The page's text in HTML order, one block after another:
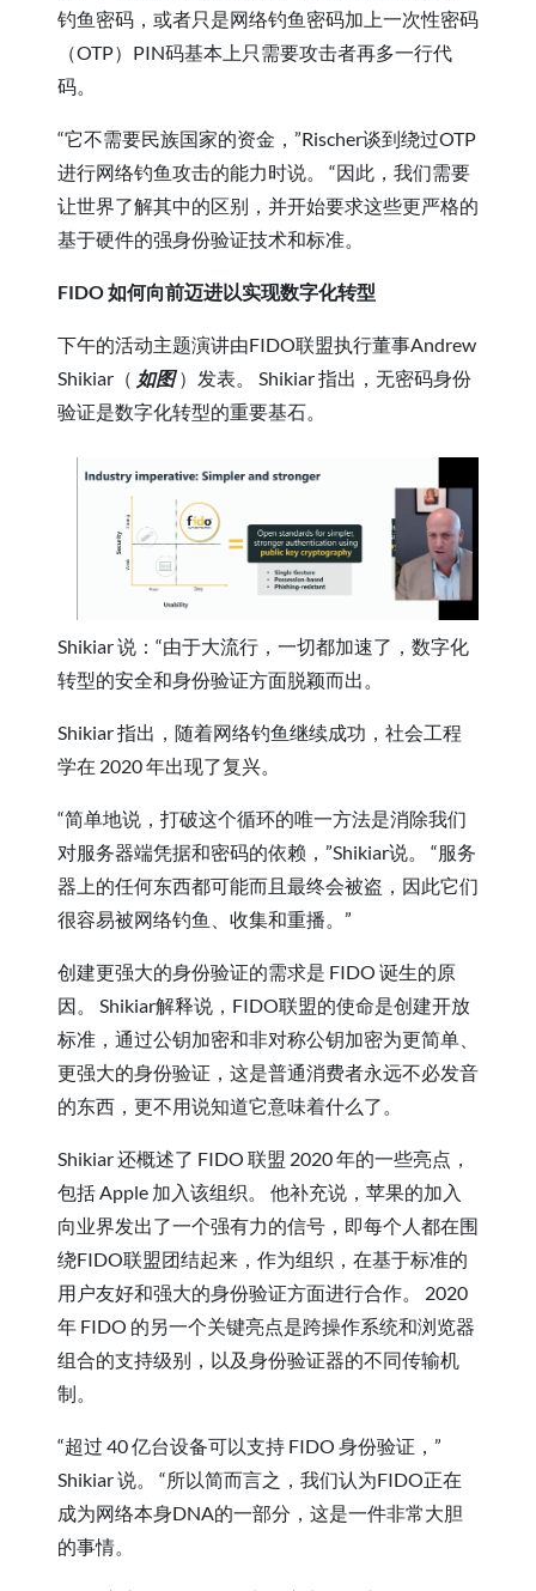
钓鱼密码，或者只是网络钓鱼密码加上一次性密码
（OTP）PIN码基本上只需要攻击者再多一行代
码。
“它不需要民族国家的资金，”Rischer谈到绕过OTP
进行网络钓鱼攻击的能力时说。 “因此，我们需要
让世界了解其中的区别，并开始要求这些更严格的
基于硬件的强身份验证技术和标准。
FIDO 如何向前迈进以实现数字化转型
下午的活动主题演讲由FIDO联盟执行董事Andrew
Shikiar（ 如图 ）发表。 Shikiar 指出，无密码身份
验证是数字化转型的重要基石。
Shikiar 说：“由于大流行，一切都加速了，数字化
转型的安全和身份验证方面脱颖而出。
Shikiar 指出，随着网络钓鱼继续成功，社会工程
学在 2020 年出现了复兴。
“简单地说，打破这个循环的唯一方法是消除我们
对服务器端凭据和密码的依赖，”Shikiar说。 “服务
器上的任何东西都可能而且最终会被盗，因此它们
很容易被网络钓鱼、收集和重播。”
创建更强大的身份验证的需求是 FIDO 诞生的原
因。 Shikiar解释说，FIDO联盟的使命是创建开放
标准，通过公钥加密和非对称公钥加密为更简单、
更强大的身份验证，这是普通消费者永远不必发音
的东西，更不用说知道它意味着什么了。
Shikiar 还概述了 FIDO 联盟 2020 年的一些亮点，
包括 Apple 加入该组织。 他补充说，苹果的加入
向业界发出了一个强有力的信号，即每个人都在围
绕FIDO联盟团结起来，作为组织，在基于标准的
用户友好和强大的身份验证方面进行合作。 2020
年 FIDO 的另一个关键亮点是跨操作系统和浏览器
组合的支持级别，以及身份验证器的不同传输机
制。
“超过 40 亿台设备可以支持 FIDO 身份验证，”
Shikiar 说。 “所以简而言之，我们认为FIDO正在
成为网络本身DNA的一部分，这是一件非常大胆
的事情。